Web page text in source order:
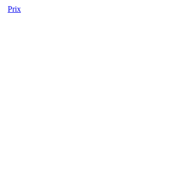
Prix